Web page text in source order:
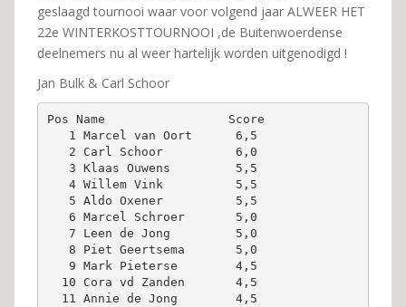
geslaagd tournooi waar voor volgend jaar ALWEER HET
22e WINTERKOSTTOURNOOI ,de Buitenwoerdense
deelnemers nu al weer hartelijk worden uitgenodigd !
Jan Bulk & Carl Schoor
Pos Name                 Score
   1 Marcel van Oort      6,5
   2 Carl Schoor          6,0
   3 Klaas Ouwens         5,5
   4 Willem Vink          5,5
   5 Aldo Oxener          5,5
   6 Marcel Schroer       5,0
   7 Leen de Jong         5,0
   8 Piet Geertsema       5,0
   9 Mark Pieterse        4,5
  10 Cora vd Zanden       4,5
  11 Annie de Jong        4,5